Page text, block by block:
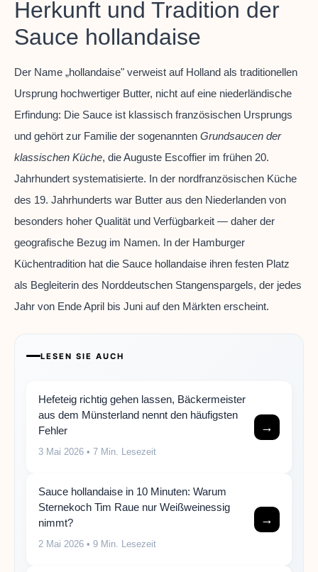
Herkunft und Tradition der
Sauce hollandaise
Der Name „hollandaise" verweist auf Holland als traditionellen
Ursprung hochwertiger Butter, nicht auf eine niederländische
Erfindung: Die Sauce ist klassisch französischen Ursprungs
und gehört zur Familie der sogenannten Grundsaucen der
klassischen Küche, die Auguste Escoffier im frühen 20.
Jahrhundert systematisierte. In der nordfranzösischen Küche
des 19. Jahrhunderts war Butter aus den Niederlanden von
besonders hoher Qualität und Verfügbarkeit — daher der
geografische Bezug im Namen. In der Hamburger
Küchentradition hat die Sauce hollandaise ihren festen Platz
als Begleiterin des Norddeutschen Stangenspargels, der jedes
Jahr von Ende April bis Juni auf den Märkten erscheint.
LESEN SIE AUCH
Hefeteig richtig gehen lassen, Bäckermeister
aus dem Münsterland nennt den häufigsten
Fehler
3 Mai 2026 • 7 Min. Lesezeit
→
Sauce hollandaise in 10 Minuten: Warum
Sternekoch Tim Raue nur Weißweinessig
nimmt?
2 Mai 2026 • 9 Min. Lesezeit
→